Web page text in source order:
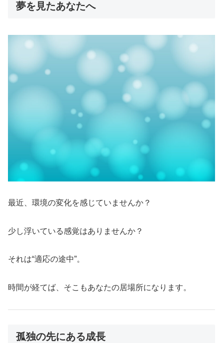
夢を見たあなたへ
最近、環境の変化を感じていませんか？
少し浮いている感覚はありませんか？
それは“適応の途中”。
時間が経てば、そこもあなたの居場所になります。
孤独の先にある成長